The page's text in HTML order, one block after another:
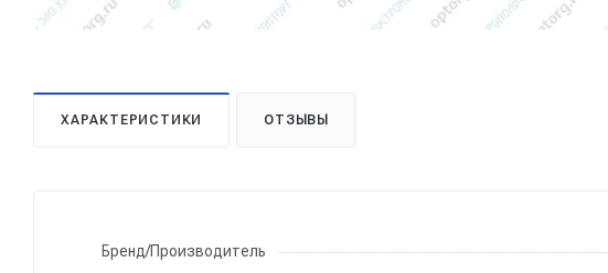
ХАРАКТЕРИСТИКИ ОТЗЫВЫ
Бренд/Производитель